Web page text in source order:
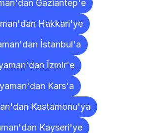
Gaziantep'e
Hakkari'ye
İstanbul'a
İzmir'e
Kars'a
Kastamonu'ya
Kayseri'ye